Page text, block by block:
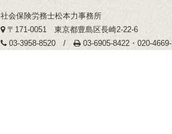
社会保険労務士松本力事務所
〒171-0051 東京都豊島区長崎2-22-6
03-3958-8520 /
03-6905-8422・020-